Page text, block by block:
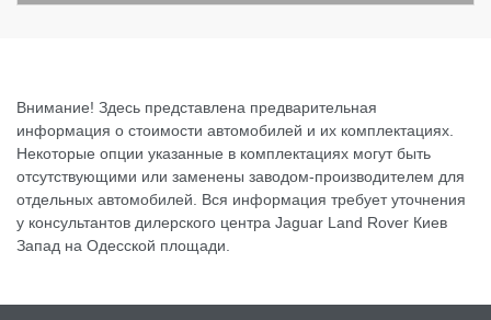
Внимание! Здесь представлена предварительная
информация о стоимости автомобилей и их комплектациях.
Некоторые опции указанные в комплектациях могут быть
отсутствующими или заменены заводом-производителем для
отдельных автомобилей. Вся информация требует уточнения
у консультантов дилерского центра Jaguar Land Rover Киев
Запад на Одесской площади.